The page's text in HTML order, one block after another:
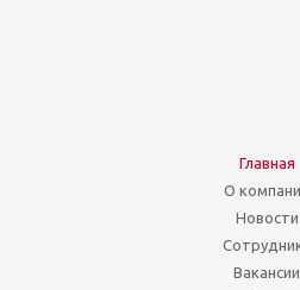
Главная
О
Новости
Вакансии